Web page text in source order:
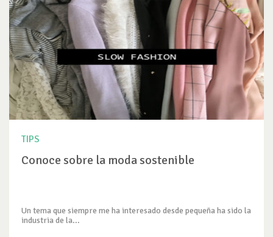
TIPS
Conoce sobre la moda sostenible
Un tema que siempre me ha interesado desde pequeña ha sido la
industria de la...